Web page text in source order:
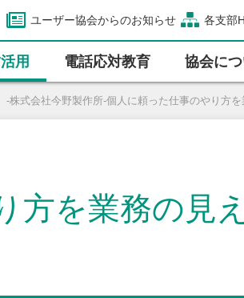
ユーザー協会からのお知らせ 各支部
⽤ 電話応対教育 協会に
-株式会社今野製作所-個人に頼った仕事のやり方
方を業務の見